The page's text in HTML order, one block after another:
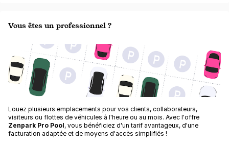
Vous êtes un professionnel ?
Louez plusieurs emplacements pour vos clients, collaborateurs,
visiteurs ou flottes de véhicules à l'heure ou au mois. Avec l'offre
Zenpark Pro Pool, vous bénéficiez d'un tarif avantageux, d'une
facturation adaptée et de moyens d'accès simplifiés !